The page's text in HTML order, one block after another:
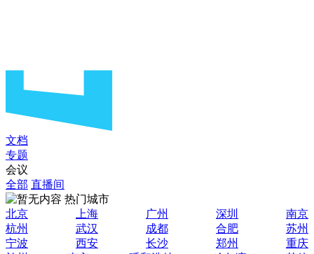
文档
专题
会议
全部 直播间
热门城市
北京
上海 广州 深圳
南京
杭州
武汉 成都 合肥
苏州
宁波
西安 长沙 郑州
重庆